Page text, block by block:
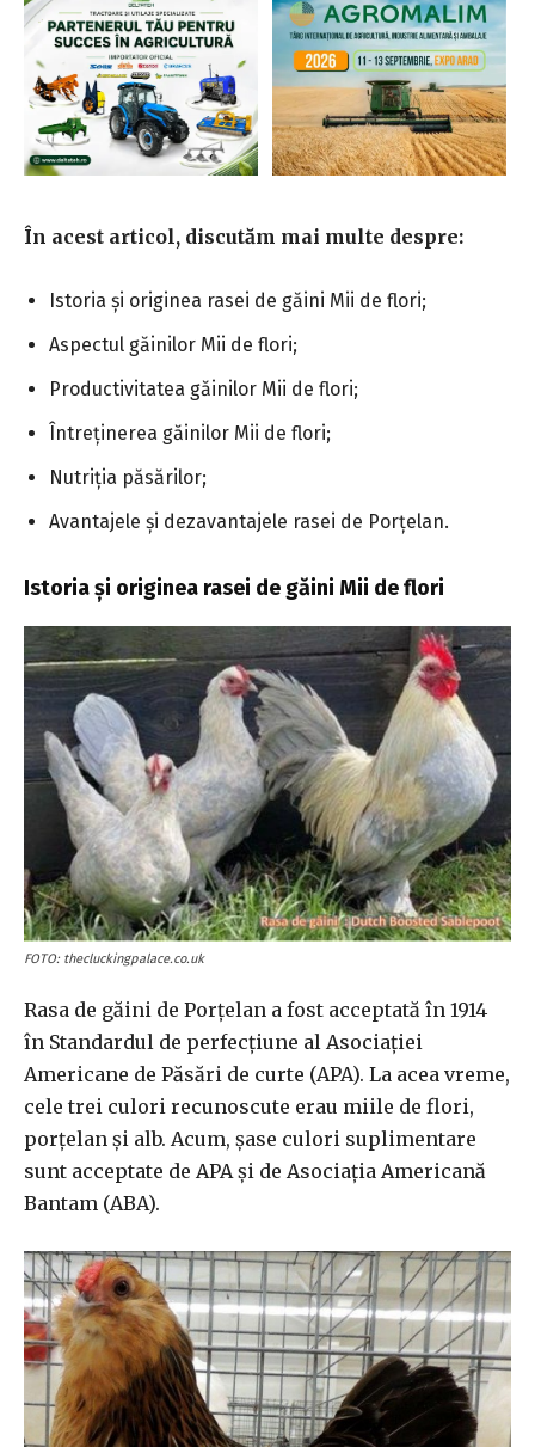
În acest articol, discutăm mai multe despre:
Istoria și originea rasei de găini Mii de flori;
Aspectul găinilor Mii de flori;
Productivitatea găinilor Mii de flori;
Întreținerea găinilor Mii de flori;
Nutriția păsărilor;
Avantajele și dezavantajele rasei de Porțelan.
Istoria și originea rasei de găini Mii de flori
FOTO: thecluckingpalace.co.uk
Rasa de găini de Porțelan a fost acceptată în 1914
în Standardul de perfecțiune al Asociației
Americane de Păsări de curte (APA). La acea vreme,
cele trei culori recunoscute erau miile de flori,
porțelan și alb. Acum, șase culori suplimentare
sunt acceptate de APA și de Asociația Americană
Bantam (ABA).